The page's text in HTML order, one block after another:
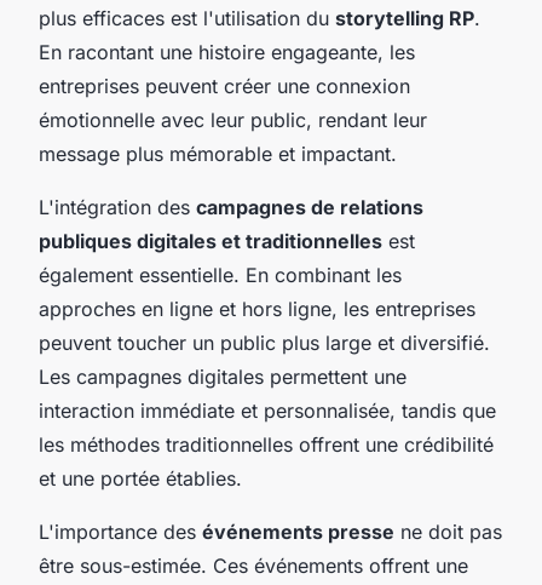
plus efficaces est l'utilisation du storytelling RP.
En racontant une histoire engageante, les
entreprises peuvent créer une connexion
émotionnelle avec leur public, rendant leur
message plus mémorable et impactant.
L'intégration des campagnes de relations
publiques digitales et traditionnelles est
également essentielle. En combinant les
approches en ligne et hors ligne, les entreprises
peuvent toucher un public plus large et diversifié.
Les campagnes digitales permettent une
interaction immédiate et personnalisée, tandis que
les méthodes traditionnelles offrent une crédibilité
et une portée établies.
L'importance des événements presse ne doit pas
être sous-estimée. Ces événements offrent une